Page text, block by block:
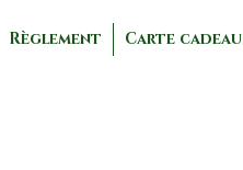
Règlement Carte cadeau